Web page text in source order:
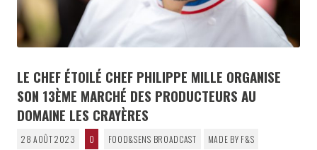
LE CHEF ÉTOILÉ CHEF PHILIPPE MILLE ORGANISE
SON 13ÈME MARCHÉ DES PRODUCTEURS AU
DOMAINE LES CRAYÈRES
28 AOÛT 2023 0 FOOD&SENS BROADCAST MADE BY F&S